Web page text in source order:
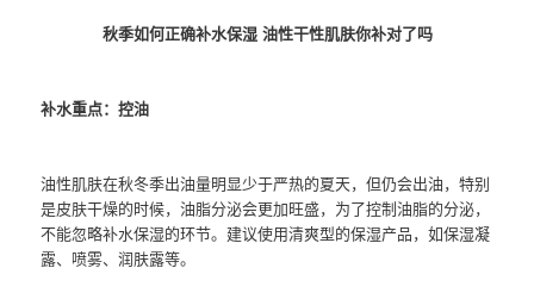
秋季如何正确补水保湿 油性干性肌肤你补对了吗
补水重点：控油
油性肌肤在秋冬季出油量明显少于严热的夏天，但仍会出油，特别
是皮肤干燥的时候，油脂分泌会更加旺盛，为了控制油脂的分泌，
不能忽略补水保湿的环节。建议使用清爽型的保湿产品，如保湿凝
露、喷雾、润肤露等。